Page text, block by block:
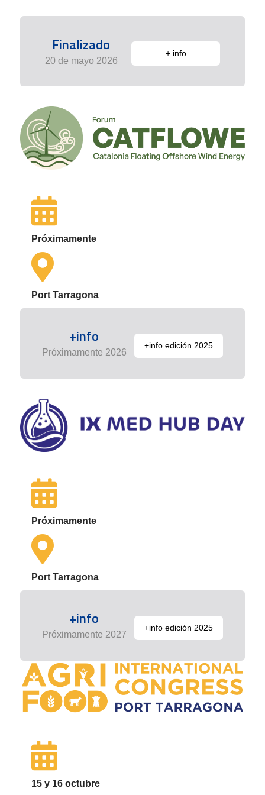
Finalizado
20 de mayo 2026
+ info
Próximamente
Port Tarragona
+info
Próximamente 2026
+info edición 2025
Próximamente
Port Tarragona
+info
Próximamente 2027
+info edición 2025
15 y 16 octubre